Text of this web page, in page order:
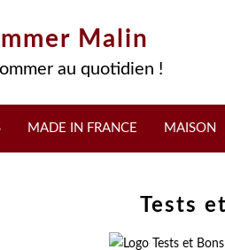
Malin
au quotidien !
MADE IN FRANCE MAISON
Tests